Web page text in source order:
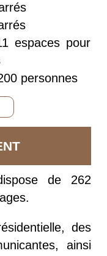
espaces pour
personnes
de 262
des
ainsi